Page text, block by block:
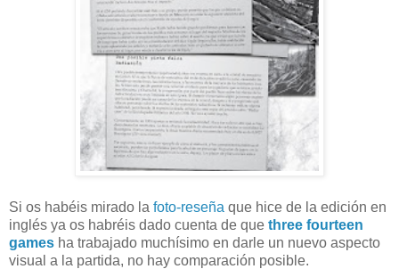
Si os habéis mirado la foto-reseña que hice de la edición en
inglés ya os habréis dado cuenta de que three fourteen
games ha trabajado muchísimo en darle un nuevo aspecto
visual a la partida, no hay comparación posible.